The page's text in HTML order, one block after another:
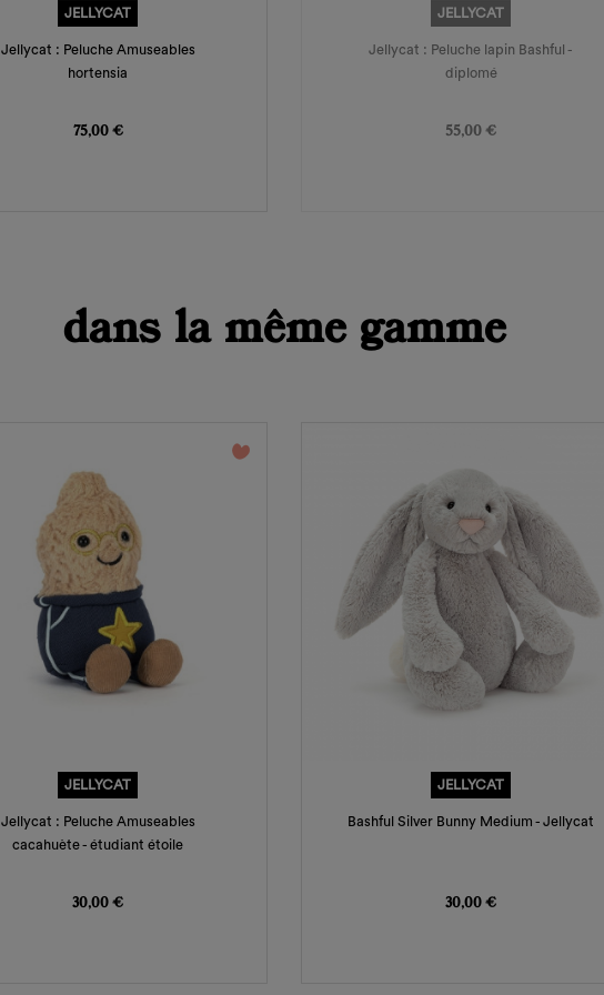
JELLYCAT
Jellycat : Peluche Amuseables
hortensia
75,00 €
JELLYCAT
Jellycat : Peluche lapin Bashful -
diplomé
55,00 €
dans la même gamme
favorite_border
JELLYCAT
Jellycat : Peluche Amuseables
cacahuète - étudiant étoile
30,00 €
JELLYCAT
Bashful Silver Bunny Medium - Jellycat
30,00 €